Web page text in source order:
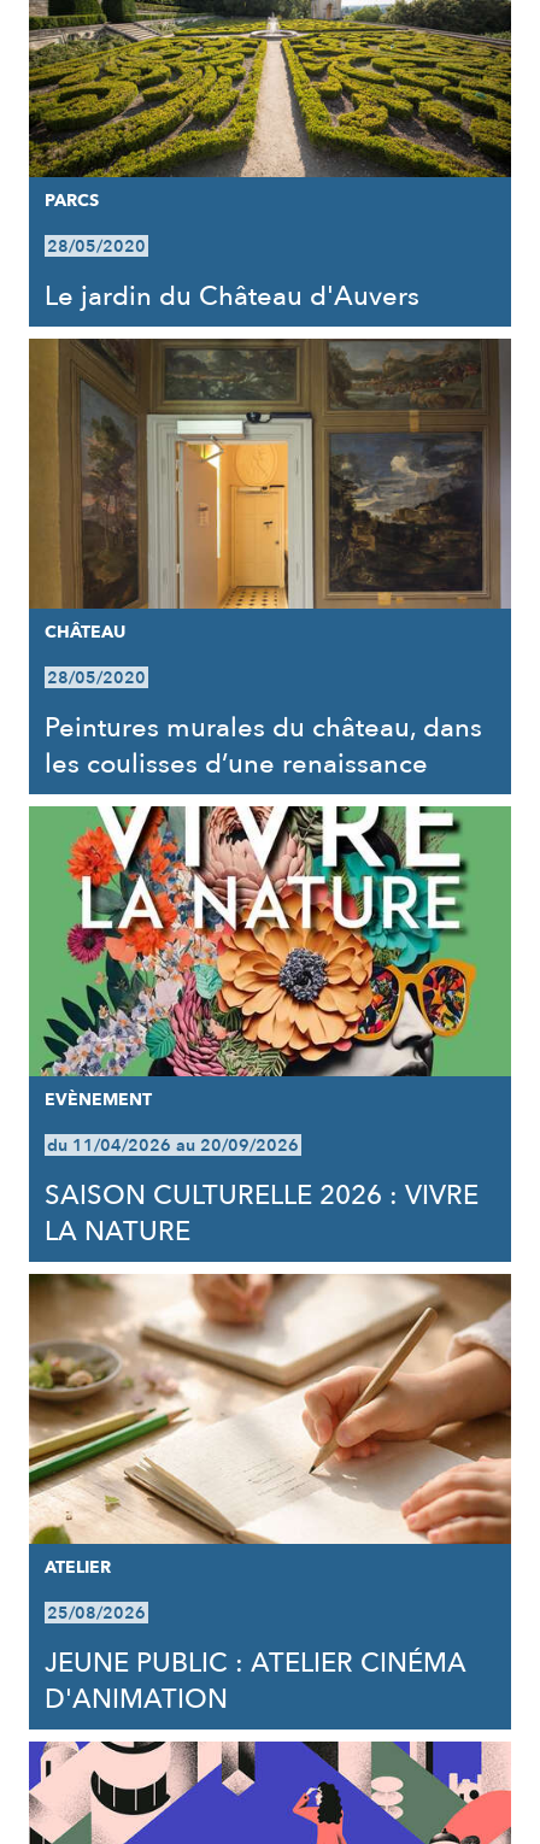
PARCS
28/05/2020
Le jardin du Château d'Auvers
CHÂTEAU
28/05/2020
Peintures murales du château, dans
les coulisses d’une renaissance
EVÈNEMENT
du 11/04/2026 au 20/09/2026
SAISON CULTURELLE 2026 : VIVRE
LA NATURE
ATELIER
25/08/2026
JEUNE PUBLIC : ATELIER CINÉMA
D'ANIMATION